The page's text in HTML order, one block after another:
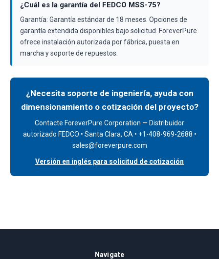
¿Cuál es la garantía del FEDCO MSS-75?
Garantía: Garantía estándar de 18 meses. Opciones de
garantía extendida disponibles bajo solicitud. ForeverPure
ofrece instalación autorizada por fábrica, puesta en
marcha y soporte de repuestos.
¿Necesita soporte de ingeniería, ayuda con
dimensionamiento o cotización del proyecto?
Contacte ForeverPure Corporation — Distribuidor
autorizado FEDCO • Santa Clara, CA • +1-408-969-2688 •
sales@foreverpure.com
Versión en inglés para solicitud de cotización
Navigate